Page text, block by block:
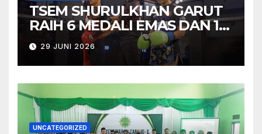
TSEM SHURULKHAN GARUT
RAIH 6 MEDALI EMAS DAN 1
MEDALI PERAK PADA TEMU
TARUNG VOL. 2 “BATTLE OF
HONOR”
29 JUNI 2026
UNCATEGORIZED